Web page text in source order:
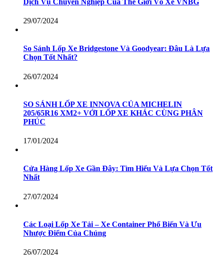
29/07/2024
So Sánh Lốp Xe Bridgestone Và Goodyear: Đâu Là Lựa
Chọn Tốt Nhất?
26/07/2024
SO SÁNH LỐP XE INNOVA CỦA MICHELIN
205/65R16 XM2+ VỚI LỐP XE KHÁC CÙNG PHÂN
PHÚC
17/01/2024
Cửa Hàng Lốp Xe Gần Đây: Tìm Hiểu Và Lựa Chọn Tốt
Nhất
27/07/2024
Các Loại Lốp Xe Tải – Xe Container Phổ Biến Và Ưu
Nhược Điểm Của Chúng
26/07/2024